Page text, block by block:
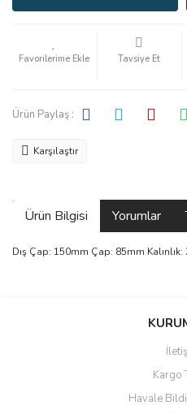
Tavsiye Et
Ürün Paylaş :
Karşılaştır
Ürün Bilgisi Yorumlar
Dış Çap: 150mm Çap: 85mm Kalınlık:
Bu ürüne ilk
Ürün resmi kalitesiz, bozuk
Ürün açıklamasında eksik
Kargo
Havale